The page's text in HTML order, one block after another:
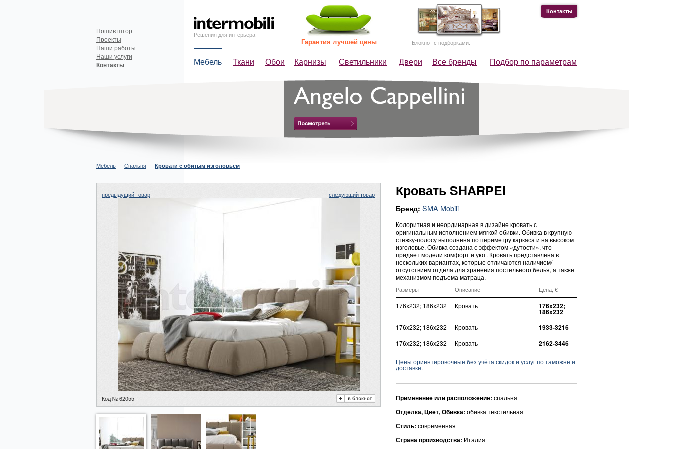
Решения для интерьера
Мебель Ткани Обои Карнизы Светильники Двери Все бренды Подбор по параметрам
Пошив штор
Проекты
Наши работы
Наши услуги
Контакты
Контакты
Гарантия лучшей цены Блокнот с подборками.
Мебель—Спальня— Кровати с обитым изголовьем
предыдущий товар следующий товар
Код № 62055
Кровать SHARPEI
Бренд: SMA Mobili
Колоритная и неординарная в дизайне кровать с
оригинальным исполнением мягкой обивки. Обивка в крупную
стежку-полосу выполнена по периметру каркаса и на высоком
изголовье. Обивка создана с эффектом «дутости», что
придает модели комфорт и уют. Кровать представлена в
нескольких вариантах, которые отличаются наличием/
отсутствием отдела для хранения постельного белья, а также
механизмом подъема матраца.
Размеры Описание Цена, €
176х232; 186х232 Кровать 176х232;
186х232
176х232; 186х232 Кровать 1933-3216
176х232; 186х232 Кровать 2162-3446
Цены ориентировочные без учёта скидок и услуг по таможне и
доставке.
Применение или расположение: спальня
Отделка, Цвет, Обивка: обивка текстильная
Стиль: современная
Страна производства: Италия